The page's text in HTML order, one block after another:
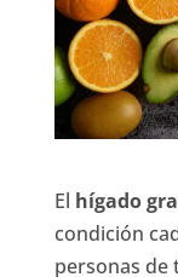
El hígado
condición
personas de